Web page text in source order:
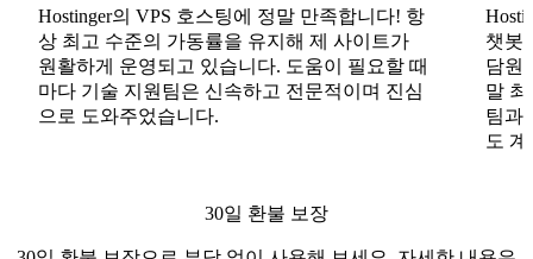
Hostinger의 VPS 호스팅에 정말 만족합니다! 항
상 최고 수준의 가동률을 유지해 제 사이트가
원활하게 운영되고 있습니다. 도움이 필요할 때
마다 기술 지원팀은 신속하고 전문적이며 진심
으로 도와주었습니다.
챗봇
담원
말
팀과
도
30일 환불 보장